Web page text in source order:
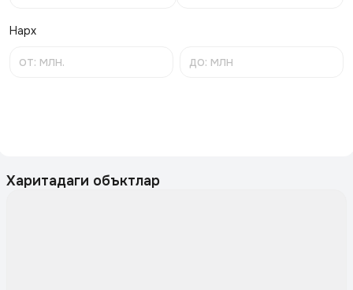
Нарх
Харитадаги объктлар